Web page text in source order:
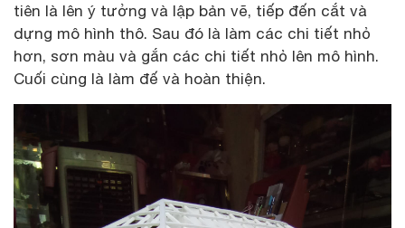
tiên là lên ý tưởng và lập bản vẽ, tiếp đến cắt và
dựng mô hình thô. Sau đó là làm các chi tiết nhỏ
hơn, sơn màu và gắn các chi tiết nhỏ lên mô hình.
Cuối cùng là làm đế và hoàn thiện.